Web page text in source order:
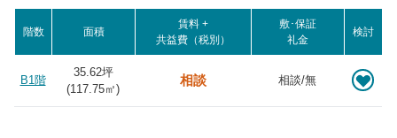
階数 面積
賃料 +
共益費（税別）
敷･保証
礼金
検討
B1階
35.62坪
(117.75㎡)
相談 相談/無